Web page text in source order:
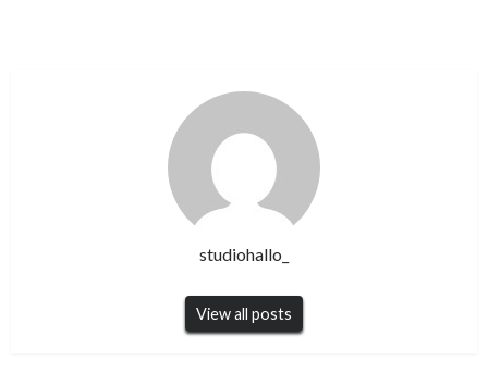
studiohallo_
View all posts